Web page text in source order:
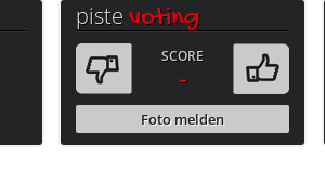
pistevoting
SCORE
-
Foto melden